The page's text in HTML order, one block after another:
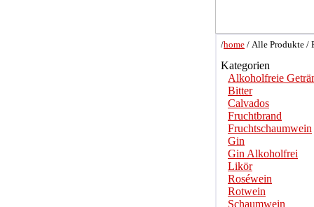
/home / Alle Produkte /
Kategorien
Alkoholfreie
Bitter
Calvados
Fruchtbrand
Fruchtschaumwein
Gin
Gin Alkoholfrei
Likör
Roséwein
Rotwein
Schaumwein